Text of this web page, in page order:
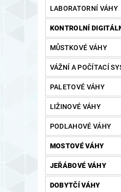
LABORATORNÍ VÁHY
KONTROLNÍ
MŮSTKOVÉ VÁHY
VÁŽNÍ A POČÍTACÍ
PALETOVÉ VÁHY
LIŽINOVÉ VÁHY
PODLAHOVÉ VÁHY
MOSTOVÉ VÁHY
JEŘÁBOVÉ VÁHY
DOBYTČÍ VÁHY